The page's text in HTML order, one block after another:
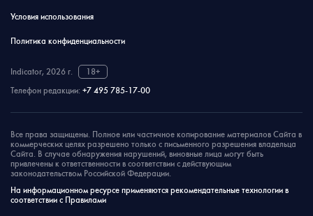
Условия использования
Политика конфиденциальности
Indicator, 2026 г.
18+
Телефон редакции: +7 495 785-17-00
Все права защищены. Полное или частичное копирование материалов Сайта в
коммерческих целях разрешено только с письменного разрешения владельца
Сайта. В случае обнаружения нарушений, виновные лица могут быть
привлечены к ответственности в соответствии с действующим
законодательством Российской Федерации.
На информационном ресурсе применяются рекомендательные технологии в
соответствии с Правилами